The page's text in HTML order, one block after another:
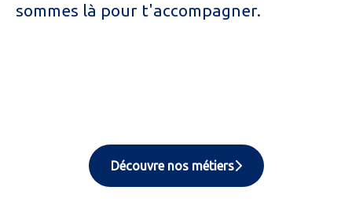
sommes là pour t'accompagner.
Découvre nos métiers